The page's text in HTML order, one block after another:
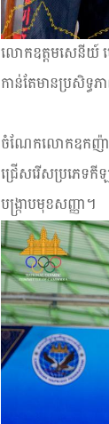
លោកឧត្ដមសេនីយ៍ ហ
កាន់តែមានប្រសិទ្ធភ
ចំណែកលោកឧកញ៉ា
ជ្រើសរើសប្រភេទ
បង្ក្រាបមុខសញ្ញា។